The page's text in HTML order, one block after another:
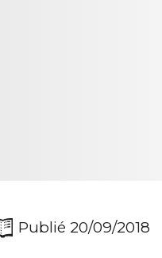
Publié 20/09/2018